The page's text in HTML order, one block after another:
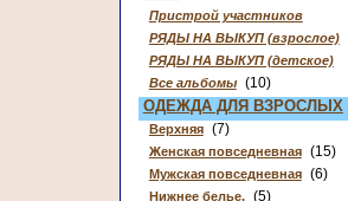
Пристрой участников
РЯДЫ НА ВЫКУП (взрослое)
РЯДЫ НА ВЫКУП (детское)
Все альбомы
(10)
ОДЕЖДА ДЛЯ ВЗРОСЛЫХ
Верхняя (7)
Женская повседневная (15)
Мужская повседневная (6)
Нижнее белье. (5)